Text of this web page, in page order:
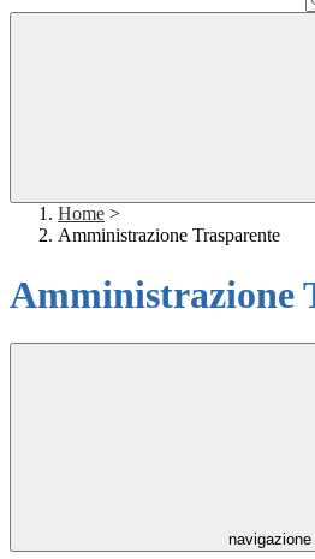
Home >
Amministrazione Trasparente
Amministrazione
navigazione